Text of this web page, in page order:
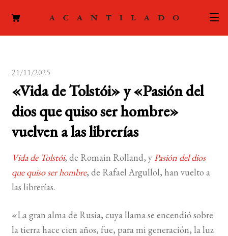
ACTUALIDAD
PODCAST
el
FOREIGN RIGHTS
MI CUENTA
21/11/2025
«Vida de Tolstói» y «Pasión del
dios que quiso ser hombre»
vuelven a las librerías
Vida de Tolstói, de Romain Rolland, yPasión del dios
que quiso ser hombre, de Rafael Argullol, han vuelto a
las librerías.
«La gran alma de Rusia, cuya llama se encendió sobre
la tierra hace cien años, fue, para mi generación, la luz